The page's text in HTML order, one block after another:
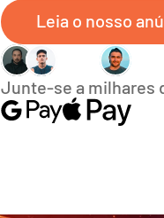
Leia o nosso
Junte-se a milhares